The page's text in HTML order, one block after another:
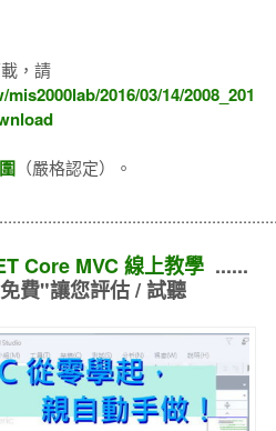
，請
2016/03/14/2008_201
（嚴格認定）。
Core MVC 線上教學......
費"讓您評估 / 試聽